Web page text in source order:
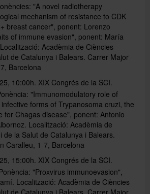
UB Directory
"A novel radiotherapy
mechanism of resistance to CDK
breast cancer", ponent: Lorenzo
of immune evasion", ponent: María
Localització: Acadèmia de Ciències
de Catalunya i Balears. Carrer Major
Barcelona
10:00h. XIX Congrés de la SCI.
"Immunomodulatory role of
forms of Trypanosoma cruzi, the
for Chagas disease", ponent: Antonio
Localització: Acadèmia de
de la Salut de Catalunya i Balears.
Caralleu, 1-7, Barcelona
15:00h. XIX Congrés de la SCI.
"Proxvirus immunoevasion",
Localització: Acadèmia de Ciències
de Catalunya i Balears. Carrer Major